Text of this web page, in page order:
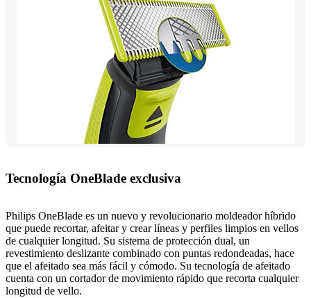
Tecnología OneBlade exclusiva
Philips OneBlade es un nuevo y revolucionario moldeador híbrido
que puede recortar, afeitar y crear líneas y perfiles limpios en vellos
de cualquier longitud. Su sistema de protección dual, un
revestimiento deslizante combinado con puntas redondeadas, hace
que el afeitado sea más fácil y cómodo. Su tecnología de afeitado
cuenta con un cortador de movimiento rápido que recorta cualquier
longitud de vello.